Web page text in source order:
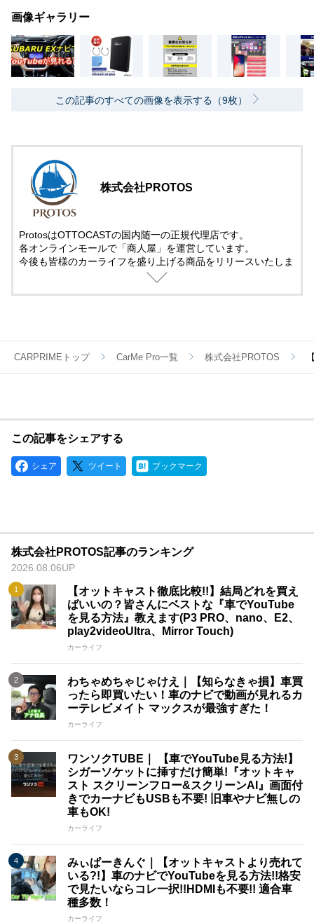
画像ギャラリー
この記事のすべての画像を表示する（9枚）
株式会社PROTOS
ProtosはOTTOCASTの国内随一の正規代理店です。
各オンラインモールで「商人屋」を運営しています。
今後も皆様のカーライフを盛り上げる商品をリリースいたしま
すのでよろしくお願いいたします。
CARPRIMEトップ CarMe Pro一覧 株式会社PROTOS
この記事をシェアする
シェア ツイート ブックマーク
株式会社PROTOS記事のランキング
2026.08.06UP
【オットキャスト徹底比較!!】結局どれを買え
ばいいの？皆さんにベストな『車でYouTube
を見る方法』教えます(P3 PRO、nano、E2、
play2videoUltra、Mirror Touch)
カーライフ
わちゃめちゃじゃけえ｜【知らなきゃ損】車買
ったら即買いたい！車のナビで動画が見れるカ
ーテレビメイト マックスが最強すぎた！
カーライフ
ワンソクTUBE｜ 【車でYouTube見る方法!】
シガーソケットに挿すだけ簡単!『オットキャ
スト スクリーンフロー&スクリーンAI』画面付
きでカーナビもUSBも不要! 旧車やナビ無しの
車もOK!
カーライフ
みぃぱーきんぐ｜【オットキャストより売れて
いる?!】車のナビでYouTubeを見る方法!!格安
で見たいならコレ一択!!HDMIも不要!! 適合車
種多数！
カーライフ